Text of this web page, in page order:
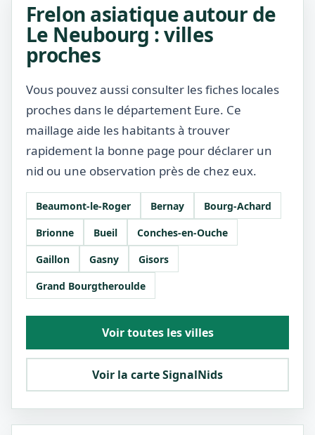
Frelon asiatique autour de
Le Neubourg : villes
proches
Vous pouvez aussi consulter les fiches locales
proches dans le département Eure. Ce
maillage aide les habitants à trouver
rapidement la bonne page pour déclarer un
nid ou une observation près de chez eux.
Beaumont-le-Roger Bernay
Bourg-Achard
Brionne
Bueil
Conches-en-Ouche
Gaillon
Gasny
Gisors
Grand Bourgtheroulde
Voir toutes les villes
Voir la carte SignalNids